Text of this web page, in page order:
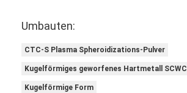
Umbauten:
CTC-S Plasma Spheroidizations-Pulver
Kugelförmiges geworfenes Hartmetall SCWC
Kugelförmige Form